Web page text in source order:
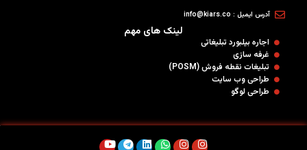
آدرس ایمیل : info@kiars.co
لینک های مهم
اجاره بیلبورد تبلیغاتی
غرفه سازی
تبلیغات نقطه فروش (POSM)
طراحی وب سایت
طراحی لوگو